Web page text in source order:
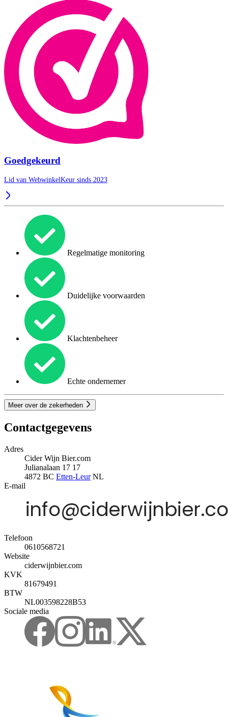
Goedgekeurd
Lid van WebwinkelKeur sinds 2023
Regelmatige monitoring
Duidelijke voorwaarden
Klachtenbeheer
Echte ondernemer
Meer over de zekerheden
Contactgegevens
Adres
Cider Wijn Bier.com
Julianalaan 17 17
4872 BC Etten-LeurNL
E-mail
Telefoon
0610568721
Website
ciderwijnbier.com
KVK
81679491
BTW
NL003598228B53
Sociale media